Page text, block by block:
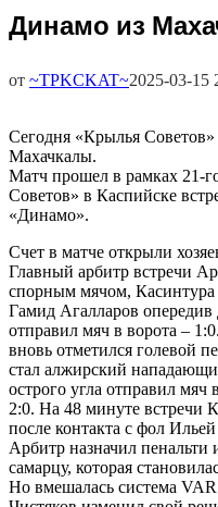
Динамо из
от ~TPKCKAT~2025-03-15
Сегодня «Крылья
Махачкалы.
Матч прошел в рамках 21-
Советов» в Каспийске
«Динамо».
Счет в матче открыли
Главный арбитр встречи
спорным мячом,
Гамид Агалларов
отправил мяч в ворота –
вновь отметился голевой
стал алжирский
острого угла отправил мяч
2:0. На 48 минуте встречи
после контакта с фол
Арбитр назначил пенальти
самарцу, которая
Но вмешалась система